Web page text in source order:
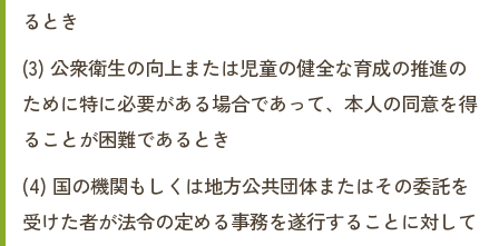
るとき
(3) 公衆衛生の向上または児童の健全な育成の推進の
ために特に必要がある場合であって、本人の同意を得
ることが困難であるとき
(4) 国の機関もしくは地方公共団体またはその委託を
受けた者が法令の定める事務を遂行することに対して